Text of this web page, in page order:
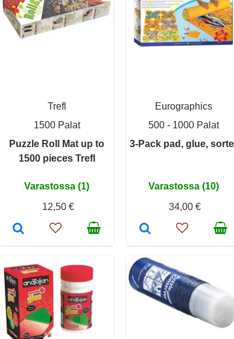
Trefl
1500 Palat
Puzzle Roll Mat up to
1500 pieces Trefl
Varastossa (1)
12,50 €
Eurographics
500 - 1000 Palat
3-Pack pad, glue,
Varastossa (10)
34,00 €